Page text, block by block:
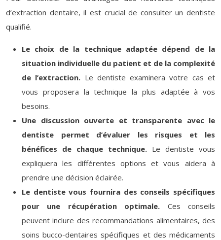
d’extraction dentaire, il est crucial de consulter un dentiste
qualifié.
Le choix de la technique adaptée dépend de la
situation individuelle du patient et de la complexité
de l’extraction. Le dentiste examinera votre cas et
vous proposera la technique la plus adaptée à vos
besoins.
Une discussion ouverte et transparente avec le
dentiste permet d’évaluer les risques et les
bénéfices de chaque technique. Le dentiste vous
expliquera les différentes options et vous aidera à
prendre une décision éclairée.
Le dentiste vous fournira des conseils spécifiques
pour une récupération optimale. Ces conseils
peuvent inclure des recommandations alimentaires, des
soins bucco-dentaires spécifiques et des médicaments